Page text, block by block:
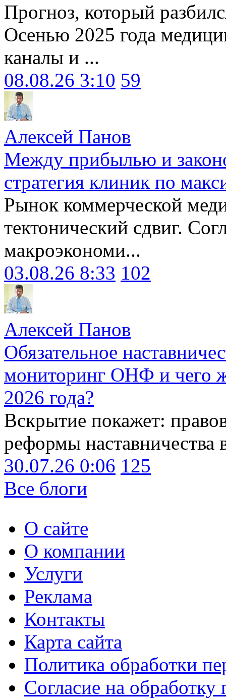
Прогноз, который
Осенью 2025 года
каналы и ...
08.08.26 3:10 59
Алексей Панов
Между прибылью и
стратегия клиник по
Рынок коммерческой
тектонический сдвиг.
макроэкономи...
03.08.26 8:33 102
Алексей Панов
Обязательное
мониторинг ОНФ и чего
2026 года?
Вскрытие покажет:
реформы наставничества
30.07.26 0:06 125
Все блоги
О сайте
О компании
Услуги
Реклама
Контакты
Карта сайта
Политика обработки
Согласие на